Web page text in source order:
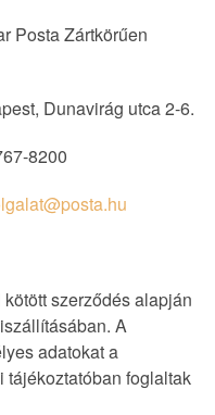
Posta Zártkörűen
Dunavirág utca 2-6.
8200
szerződés alapján
A
adatokat a
foglaltak